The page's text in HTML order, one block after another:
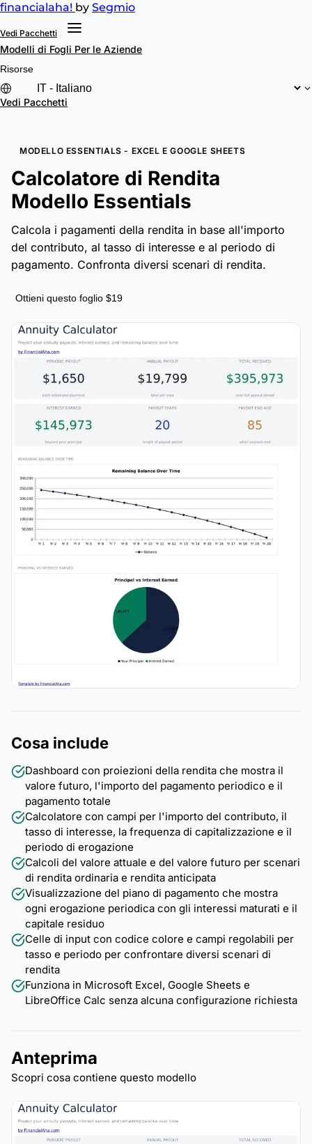
financialaha! by Segmio
Vedi Pacchetti
Modelli di Fogli Per le Aziende
Risorse
Vedi Pacchetti
MODELLO ESSENTIALS - EXCEL E GOOGLE SHEETS
Calcolatore di Rendita
Modello Essentials
Calcola i pagamenti della rendita in base all'importo
del contributo, al tasso di interesse e al periodo di
pagamento. Confronta diversi scenari di rendita.
Ottieni questo foglio $19
Cosa include
Dashboard con proiezioni della rendita che mostra il
valore futuro, l'importo del pagamento periodico e il
pagamento totale
Calcolatore con campi per l'importo del contributo, il
tasso di interesse, la frequenza di capitalizzazione e il
periodo di erogazione
Calcoli del valore attuale e del valore futuro per scenari
di rendita ordinaria e rendita anticipata
Visualizzazione del piano di pagamento che mostra
ogni erogazione periodica con gli interessi maturati e il
capitale residuo
Celle di input con codice colore e campi regolabili per
tasso e periodo per confrontare diversi scenari di
rendita
Funziona in Microsoft Excel, Google Sheets e
LibreOffice Calc senza alcuna configurazione richiesta
Anteprima
Scopri cosa contiene questo modello